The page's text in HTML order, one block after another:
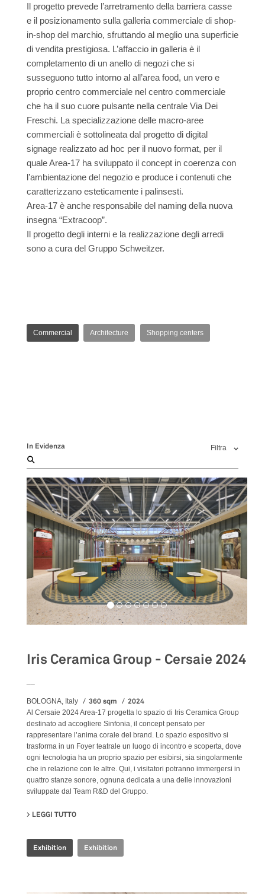
Il progetto prevede l’arretramento della barriera casse
e il posizionamento sulla galleria commerciale di shop-
in-shop del marchio, sfruttando al meglio una superficie
di vendita prestigiosa. L’affaccio in galleria è il
completamento di un anello di negozi che si
susseguono tutto intorno al all’area food, un vero e
proprio centro commerciale nel centro commerciale
che ha il suo cuore pulsante nella centrale Via Dei
Freschi. La specializzazione delle macro-aree
commerciali è sottolineata dal progetto di digital
signage realizzato ad hoc per il nuovo format, per il
quale Area-17 ha sviluppato il concept in coerenza con
l’ambientazione del negozio e produce i contenuti che
caratterizzano esteticamente i palinsesti.
Area-17 è anche responsabile del naming della nuova
insegna “Extracoop”.
Il progetto degli interni e la realizzazione degli arredi
sono a cura del Gruppo Schweitzer.
Commercial Architecture Shopping centers
In Evidenza Filtra
Iris Ceramica Group - Cersaie 2024
BOLOGNA, Italy 360 sqm 2024
Al Cersaie 2024 Area-17 progetta lo spazio di Iris Ceramica Group
destinato ad accogliere Sinfonia, il concept pensato per
rappresentare l’anima corale del brand. Lo spazio espositivo si
trasforma in un Foyer teatrale un luogo di incontro e scoperta, dove
ogni tecnologia ha un proprio spazio per esibirsi, sia singolarmente
che in relazione con le altre. Qui, i visitatori potranno immergersi in
quattro stanze sonore, ognuna dedicata a una delle innovazioni
sviluppate dal Team R&D del Gruppo.
LEGGI TUTTO
Exhibition Exhibition